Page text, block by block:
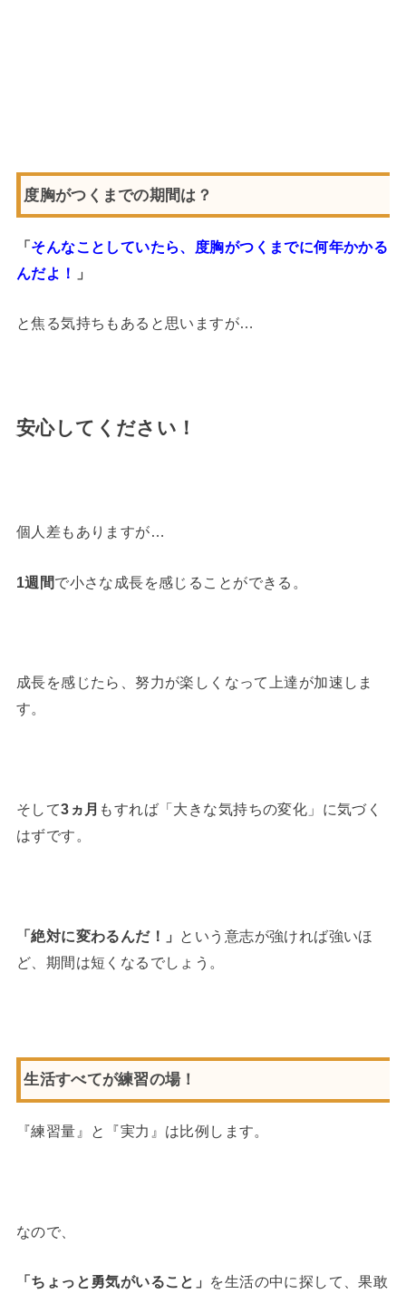
度胸がつくまでの期間は？
「そんなことしていたら、度胸がつくまでに何年かかる
んだよ！
」
と焦る気持ちもあると思いますが…
安心してください！
個人差もありますが…
1週間で小さな成長を感じることができる。
成長を感じたら、努力が楽しくなって上達が加速しま
す。
そして3ヵ月 もすれば「大きな気持ちの変化」に気づく
はずです。
「絶対に変わるんだ！」 という意志が強ければ強いほ
ど、期間は短くなるでしょう。
生活すべてが練習の場！
『練習量』と『実力』は比例します。
なので、
「ちょっと勇気がいること」 を生活の中に探して、果敢